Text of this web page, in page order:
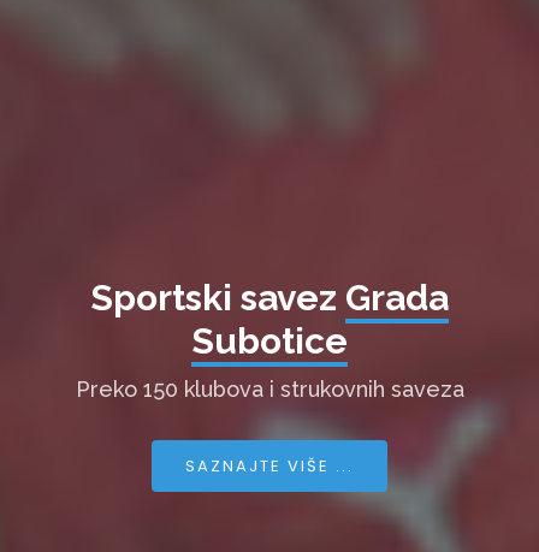
Sportski savez Grada
Subotice
Preko 150 klubova i strukovnih saveza
SAZNAJTE VIŠE ...